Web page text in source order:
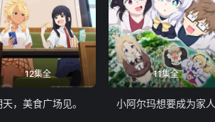
12集全
天，美食广场见。
11集全
小阿尔玛想要成为家人